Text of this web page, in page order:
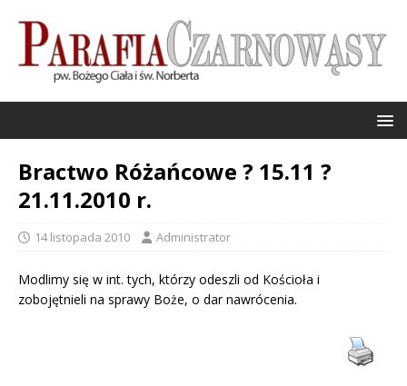
Bractwo Różańcowe ? 15.11 ?
21.11.2010 r.
14 listopada 2010 Administrator
Modlimy się w int. tych, którzy odeszli od Kościoła i
zobojętnieli na sprawy Boże, o dar nawrócenia.